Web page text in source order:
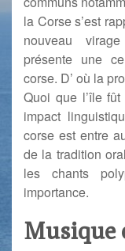
la Corse s’est
nouveau
présente une
corse. D’ où la
Quoi que l’île
impact
corse est entre
de la tradition
les chants
importance.
Musique